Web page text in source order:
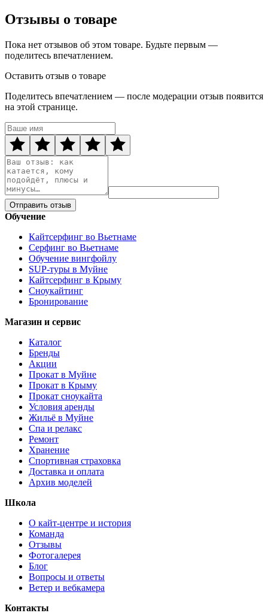
Отзывы о товаре
Пока нет отзывов об этом товаре. Будьте первым —
поделитесь впечатлением.
Оставить отзыв о товаре
Поделитесь впечатлением — после модерации отзыв появится
на этой странице.
Отправить отзыв
Обучение
Кайтсерфинг во Вьетнаме
Серфинг во Вьетнаме
Обучение вингфойлу
SUP-туры в Муйне
Кайтсерфинг в Крыму
Сноукайтинг
Бронирование
Магазин и сервис
Каталог
Бренды
Акции
Прокат в Муйне
Прокат в Крыму
Прокат сноукайта
Условия аренды
Жильё в Муйне
Спа и релакс
Ремонт
Хранение
Спортивная страховка
Доставка и оплата
Архив моделей
Школа
О кайт-центре и история
Команда
Отзывы
Фотогалерея
Блог
Вопросы и ответы
Ветер и вебкамера
Контакты